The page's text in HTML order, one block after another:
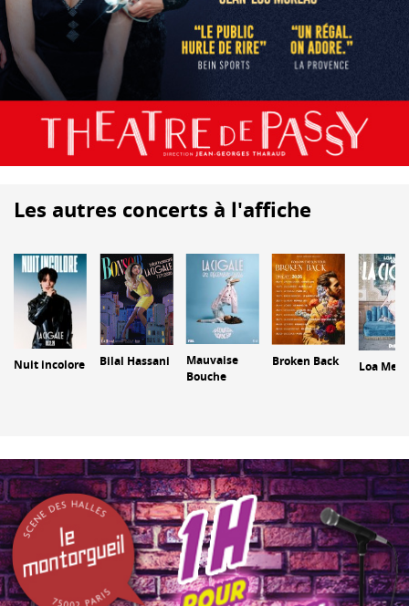
Les autres concerts à l'affiche
Nuit incolore Bilal Hassani
Mauvaise
Bouche
Broken Back Loa